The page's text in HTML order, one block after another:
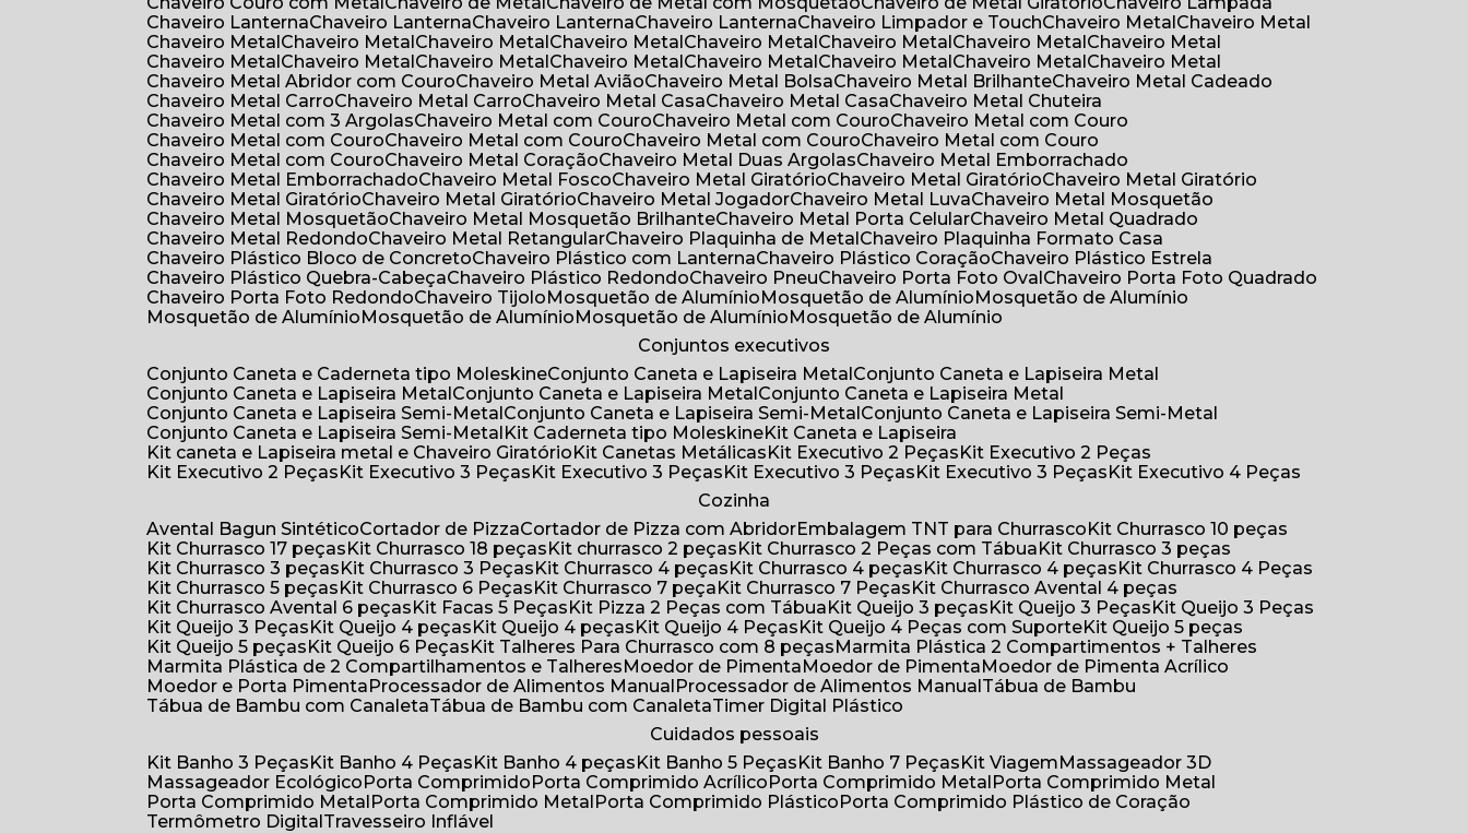
Chaveiro Lanterna
Chaveiro Lanterna Chaveiro Lanterna Chaveiro Lanterna Chaveiro Limpador e Touch Chaveiro Metal
Chaveiro Metal
Chaveiro Metal
Chaveiro Metal Chaveiro Metal Chaveiro Metal Chaveiro Metal Chaveiro Metal Chaveiro Metal
Chaveiro Metal
Chaveiro Metal
Chaveiro Metal Chaveiro Metal Chaveiro Metal Chaveiro Metal Chaveiro Metal Chaveiro Metal
Chaveiro Metal
Chaveiro Metal Abridor com Couro
Chaveiro Metal Avião Chaveiro Metal Bolsa Chaveiro Metal Brilhante
Chaveiro Metal Cadeado
Chaveiro Metal Carro
Chaveiro Metal Carro Chaveiro Metal Casa Chaveiro Metal Casa
Chaveiro Metal Chuteira
Chaveiro Metal com 3 Argolas
Chaveiro Metal com Couro Chaveiro Metal com Couro
Chaveiro Metal com Couro
Chaveiro Metal com Couro
Chaveiro Metal com Couro Chaveiro Metal com Couro
Chaveiro Metal com Couro
Chaveiro Metal com Couro
Chaveiro Metal Coração Chaveiro Metal Duas Argolas
Chaveiro Metal Emborrachado
Chaveiro Metal Emborrachado
Chaveiro Metal Fosco Chaveiro Metal Giratório Chaveiro Metal Giratório
Chaveiro Metal Giratório
Chaveiro Metal Giratório
Chaveiro Metal Giratório Chaveiro Metal Jogador Chaveiro Metal Luva
Chaveiro Metal Mosquetão
Chaveiro Metal Mosquetão
Chaveiro Metal Mosquetão Brilhante Chaveiro Metal Porta Celular
Chaveiro Metal Quadrado
Chaveiro Metal Redondo
Chaveiro Metal Retangular Chaveiro Plaquinha de Metal
Chaveiro Plaquinha Formato Casa
Chaveiro Plástico Bloco de Concreto
Chaveiro Plástico com Lanterna Chaveiro Plástico Coração
Chaveiro Plástico Estrela
Chaveiro Plástico Quebra-Cabeça
Chaveiro Plástico Redondo Chaveiro Pneu Chaveiro Porta Foto Oval
Chaveiro Porta Foto Quadrado
Chaveiro Porta Foto Redondo
Chaveiro Tijolo Mosquetão de Alumínio Mosquetão de Alumínio
Mosquetão de Alumínio
Mosquetão de Alumínio
Mosquetão de Alumínio Mosquetão de Alumínio
Mosquetão de Alumínio
Conjuntos executivos
Conjunto Caneta e Caderneta tipo Moleskine
Conjunto Caneta e Lapiseira Metal
Conjunto Caneta e Lapiseira Metal
Conjunto Caneta e Lapiseira Metal
Conjunto Caneta e Lapiseira Metal
Conjunto Caneta e Lapiseira Metal
Conjunto Caneta e Lapiseira Semi-Metal
Conjunto Caneta e Lapiseira Semi-Metal
Conjunto Caneta e Lapiseira Semi-Metal
Conjunto Caneta e Lapiseira Semi-Metal
Kit Caderneta tipo Moleskine
Kit Caneta e Lapiseira
Kit caneta e Lapiseira metal e Chaveiro Giratório
Kit Canetas Metálicas Kit Executivo 2 Peças
Kit Executivo 2 Peças
Kit Executivo 2 Peças
Kit Executivo 3 Peças Kit Executivo 3 Peças Kit Executivo 3 Peças Kit Executivo 3 Peças
Kit Executivo 4 Peças
Cozinha
Avental Bagun Sintético
Cortador de Pizza Cortador de Pizza com Abridor Embalagem TNT para Churrasco
Kit Churrasco 10 peças
Kit Churrasco 17 peças
Kit Churrasco 18 peças Kit churrasco 2 peças Kit Churrasco 2 Peças com Tábua
Kit Churrasco 3 peças
Kit Churrasco 3 peças
Kit Churrasco 3 Peças Kit Churrasco 4 peças Kit Churrasco 4 peças Kit Churrasco 4 peças
Kit Churrasco 4 Peças
Kit Churrasco 5 peças
Kit Churrasco 6 Peças Kit Churrasco 7 peça Kit Churrasco 7 Peças
Kit Churrasco Avental 4 peças
Kit Churrasco Avental 6 peças
Kit Facas 5 Peças Kit Pizza 2 Peças com Tábua Kit Queijo 3 peças Kit Queijo 3 Peças
Kit Queijo 3 Peças
Kit Queijo 3 Peças
Kit Queijo 4 peças Kit Queijo 4 peças Kit Queijo 4 Peças Kit Queijo 4 Peças com Suporte
Kit Queijo 5 peças
Kit Queijo 5 peças
Kit Queijo 6 Peças Kit Talheres Para Churrasco com 8 peças
Marmita Plástica 2 Compartimentos + Talheres
Marmita Plástica de 2 Compartilhamentos e Talheres
Moedor de Pimenta Moedor de Pimenta
Moedor de Pimenta Acrílico
Moedor e Porta Pimenta
Processador de Alimentos Manual Processador de Alimentos Manual
Tábua de Bambu
Tábua de Bambu com Canaleta
Tábua de Bambu com Canaleta
Timer Digital Plástico
Cuidados pessoais
Kit Banho 3 Peças
Kit Banho 4 Peças Kit Banho 4 peças Kit Banho 5 Peças Kit Banho 7 Peças Kit Viagem
Massageador 3D
Massageador Ecológico
Porta Comprimido Porta Comprimido Acrílico Porta Comprimido Metal
Porta Comprimido Metal
Porta Comprimido Metal
Porta Comprimido Metal Porta Comprimido Plástico
Porta Comprimido Plástico de Coração
Termômetro Digital
Travesseiro Inflável